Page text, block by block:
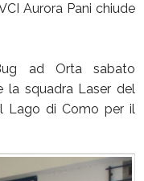
Aurora Pani chiude
ad Orta sabato
la squadra Laser del
Lago di Como per il